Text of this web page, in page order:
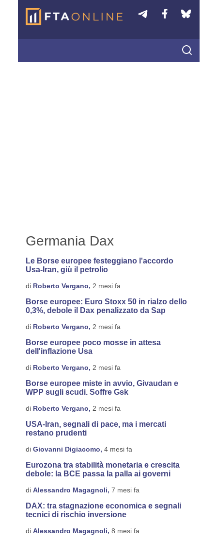
Germania Dax
Le Borse europee festeggiano l'accordo
Usa-Iran, giù il petrolio
di Roberto Vergano, 2 mesi fa
Borse europee: Euro Stoxx 50 in rialzo dello
0,3%, debole il Dax penalizzato da Sap
di Roberto Vergano, 2 mesi fa
Borse europee poco mosse in attesa
dell'inflazione Usa
di Roberto Vergano, 2 mesi fa
Borse europee miste in avvio, Givaudan e
WPP sugli scudi. Soffre Gsk
di Roberto Vergano, 2 mesi fa
USA-Iran, segnali di pace, ma i mercati
restano prudenti
di Giovanni Digiacomo, 4 mesi fa
Eurozona tra stabilità monetaria e crescita
debole: la BCE passa la palla ai governi
di Alessandro Magagnoli, 7 mesi fa
DAX: tra stagnazione economica e segnali
tecnici di rischio inversione
di Alessandro Magagnoli, 8 mesi fa